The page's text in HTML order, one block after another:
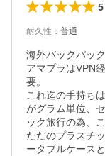
5
耐久性 ： 普通
海外バックパッ
アマプラはVPN
要。
これ迄の手持ち
がグラム単位、
ック旅行の為、
ただのプラスチ
ータブルケース